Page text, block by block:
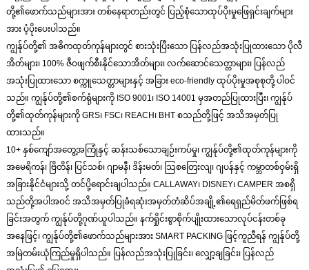
တို့၏ဖောက်သည်များအား တစ်နေရာတည်းတွင် ပြည့်စုံသောထုပ်ပိုးမှုဖြေရှင်းချက်များ
အား ပံ့ပိုးပေးပါသည်။
ကျွန်ုပ်တို့၏ အဓိကထုတ်ကုန်များတွင် စားသုံးပြီးသော ပြန်လည်အသုံးပြုထားသော ပိုလီ
အိတ်များ၊ 100% ဇီဝဖျက်စီးနိုင်သောအိတ်များ၊ လက်ဆောင်သေတ္တာများ၊ ပြန်လည်
အသုံးပြုထားသော စက္ကူသေတ္တာများနှင့် အခြား eco-friendly ထုပ်ပိုးမှုအစုစုတို့ ပါဝင်
သည်။ ကျွန်ုပ်တို့၏စက်ရုံများကို ISO 9001၊ ISO 14001 မှအတည်ပြုထားပြီး၊ ကျွန်ုပ်
တို့၏ထုတ်ကုန်များကို GRS၊ FSC၊ REACH၊ BHT စသည်တို့ဖြင့် အသိအမှတ်ပြု
ထားသည်။
10+ နှစ်ကျော်အတွေ့အကြုံနှင့် ဆန်းသစ်သောချဉ်းကပ်မှု၊ ကျွန်ုပ်တို့၏ထုတ်ကုန်များကို
အမေရိကန်၊ ဗြိတိန်၊ ပြင်သစ်၊ ဂျာမနီ၊ ဒိန်းမတ်၊ သြစတြေးလျ၊ ဂျပန်နှင့် ကမ္ဘာတစ်ဝှမ်းရှိ
အခြားနိုင်ငံများသို့ တင်ပို့ရောင်းချပါသည်။ CALLAWAY၊ DISNEY၊ CAMPER အစရှိ
သည်တို့အပါအဝင် အသိအမှတ်ပြုခံရဆုံးအမှတ်တံဆိပ်အချို့၏ရေရှည်မိတ်ဖက်ဖြစ်ရ
ခြင်းအတွက် ကျွန်ုပ်တို့ဂုဏ်ယူပါသည်။ နက်ရှိုင်းစွာစိုက်ပျိုးထားသောလုပ်ငန်းတစ်ခု
အနေဖြင့်၊ ကျွန်ုပ်တို့၏ဖောက်သည်များအား SMART PACKING ဖြင့်ကူညီရန် ကျွန်ုပ်တို့
အမြဲတမ်းယုံကြည်မှုရှိပါသည်။ ပြန်လည်အသုံးပြုခြင်း၊ လျှော့ချခြင်း၊ ပြန်လည်